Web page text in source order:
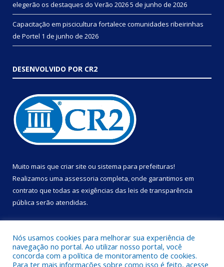
elegerão os destaques do Verão 20265 de junho de 2026
Capacitação em piscicultura fortalece comunidades ribeirinhas
de Portel 1 de junho de 2026
DESENVOLVIDO POR CR2
Muito mais que criar site ou sistema para prefeituras!
Realizamos uma assessoria completa, onde garantimos em
contrato que todas as exigências das leis de transparência
pública serão atendidas.
Nós usamos cookies para melhorar sua experiência de
navegação no portal. Ao utilizar nosso portal, você
concorda com a política de monitoramento de cookies.
Para ter mais informações sobre como isso é feito, acesse